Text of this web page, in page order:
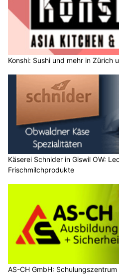
Konshi: Sushi und mehr in Zürich
Käserei Schnider in Giswil OW:
Frischmilchprodukte
AS-CH GmbH: